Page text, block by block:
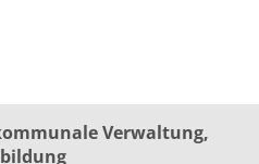
Verwaltung,